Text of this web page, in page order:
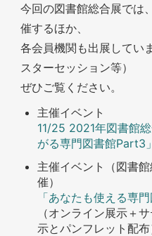
今回の図書館総合展では
催するほか、
各会員機関も出展してい
スターセッション等）
ぜひご覧ください。
主催イベント
11/25 2021年図書館
がる専門図書館Part3
主催イベント（図書
催）
「あなたも使える専門
（オンライン展示＋
示とパンフレット配布